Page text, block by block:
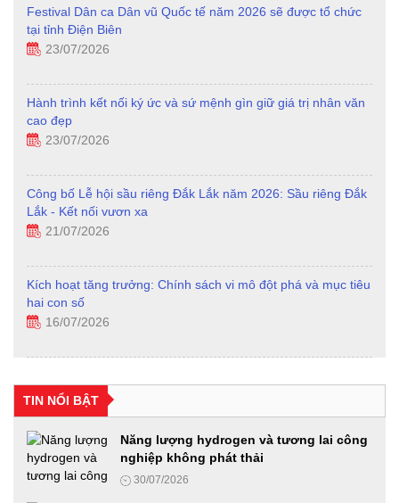
Festival Dân ca Dân vũ Quốc tế năm 2026 sẽ được tổ chức
tại tỉnh Điện Biên
23/07/2026
Hành trình kết nối ký ức và sứ mệnh gìn giữ giá trị nhân văn
cao đẹp
23/07/2026
Công bố Lễ hội sầu riêng Đắk Lắk năm 2026: Sầu riêng Đắk
Lắk - Kết nối vươn xa
21/07/2026
Kích hoạt tăng trưởng: Chính sách vi mô đột phá và mục tiêu
hai con số
16/07/2026
Nam qua các thời kỳ, thực trạng và giải pháp"
24/06/2026
Diễn đàn Phát triển hạ tầng năng lượng thông minh
24/06/2026
TIN NỔI BẬT
Năng lượng hydrogen và tương lai công
nghiệp không phát thải
30/07/2026